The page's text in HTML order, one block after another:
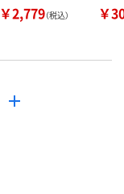
￥2,779（税込） ￥